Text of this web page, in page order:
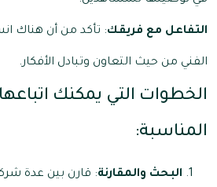
التفاعل مع فريقك: تأكد من أن هناك
الفني من حيث التعاون وتبادل الأفكار.
الخطوات التي يمكنك
المناسبة:
البحث والمقارنة: قارن بين عدة